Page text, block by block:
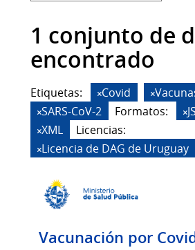
1 conjunto de
encontrado
Etiquetas: Covid
SARS-CoV-2
Formatos:
XML
Licencias:
Licencia de DAG de Uruguay
Vacunación por